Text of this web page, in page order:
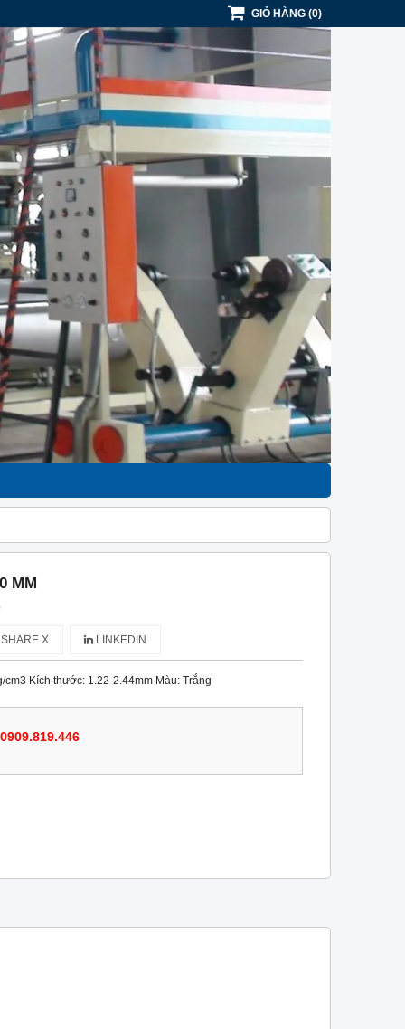
GIỎ HÀNG (0)
MM
SHARE X LINKEDIN
Kích thước: 1.22-2.44mm Màu: Trắng
0909.819.446